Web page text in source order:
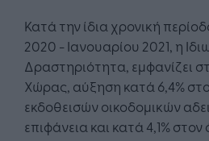
Κατά την ίδια χρονική
2020 - Ιανουαρίου 2021, η
Δραστηριότητα, εμφανίζει
Χώρας, αύξηση κατά 6,4%
εκδοθεισών οικοδομικών
επιφάνεια και κατά 4,1%